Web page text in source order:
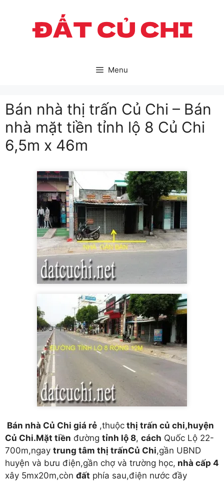
Menu
Bán nhà thị trấn Củ Chi – Bán
nhà mặt tiền tỉnh lộ 8 Củ Chi
6,5m x 46m
Bán nhà Củ Chi giá rẻ ,thuộc thị trấn củ chi,huyện
Củ Chi.Mặt tiền đường tỉnh lộ 8, cách Quốc Lộ 22-
700m,ngay trung tâm thị trấnCủ Chi,gần UBND
huyện và bưu điện,gần chợ và trường học, nhà cấp 4
xây 5mx20m,còn đất phía sau,điện nước đầy